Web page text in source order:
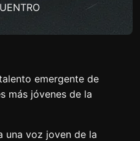
emergente de
más jóvenes de la
una voz joven de la